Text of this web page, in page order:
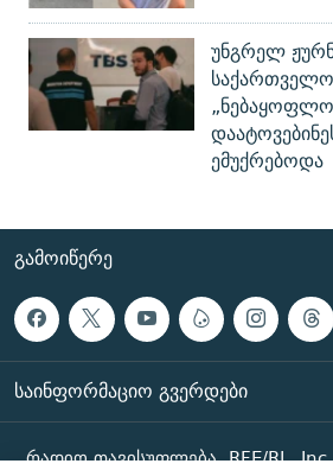
უნგრელ
საქართველო
ემუქრებოდა
ᲒᲐᲛᲝᲘᲬᲔᲠᲔ
ᲡᲐᲘᲜᲤᲝᲠᲛᲐᲪᲘᲝ ᲒᲕᲔᲠᲓᲔᲑᲘ
რადიო თავისუფლება, RFE/RL,